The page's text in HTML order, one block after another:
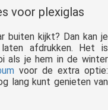
voor plexiglas
buiten kijkt? Dan kan je
afdrukken. Het is
als je hem in de winter
voor de extra optie:
lang kunt genieten van